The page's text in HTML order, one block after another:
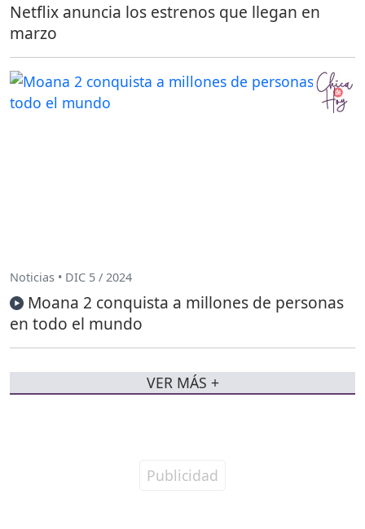
Netflix anuncia los estrenos que llegan en
marzo
Noticias • DIC 5 / 2024
Moana 2 conquista a millones de personas
en todo el mundo
VER MÁS +